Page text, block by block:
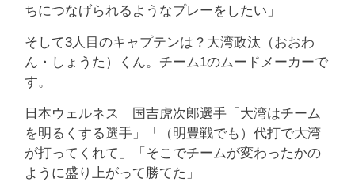
ちにつなげられるようなプレーをしたい」
そして3人目のキャプテンは？大湾政汰（おおわ
ん・しょうた）くん。チーム1のムードメーカーで
す。
日本ウェルネス 国吉虎次郎選手「大湾はチーム
を明るくする選手」「（明豊戦でも）代打で大湾
が打ってくれて」「そこでチームが変わったかの
ように盛り上がって勝てた」